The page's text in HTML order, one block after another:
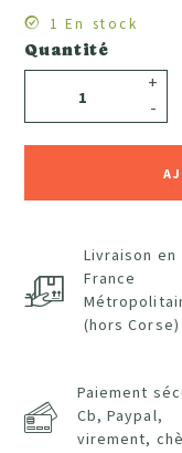
Quantité
-
+
1 En stock
Livraison en
France
(hors Corse)
Paiement
Cb, Paypal,
virement,